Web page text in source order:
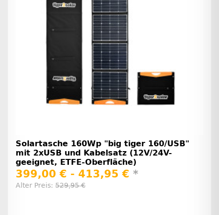
Solartasche 160Wp "big tiger 160/USB"
mit 2xUSB und Kabelsatz (12V/24V-
geeignet, ETFE-Oberfläche)
399,00 € - 413,95 € *
Alter Preis: 529,95 €